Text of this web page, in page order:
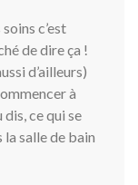
c’est
de dire ça !
d’ailleurs)
à
ce qui se
la salle de bain